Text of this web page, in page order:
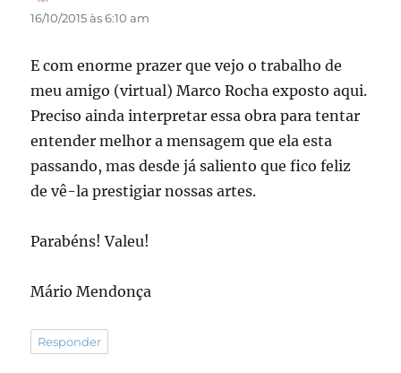
16/10/2015 às 6:10 am
E com enorme prazer que vejo o trabalho de
meu amigo (virtual) Marco Rocha exposto aqui.
Preciso ainda interpretar essa obra para tentar
entender melhor a mensagem que ela esta
passando, mas desde já saliento que fico feliz
de vê-la prestigiar nossas artes.
Parabéns! Valeu!
Mário Mendonça
Responder